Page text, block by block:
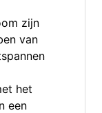
zijn
van
het
een